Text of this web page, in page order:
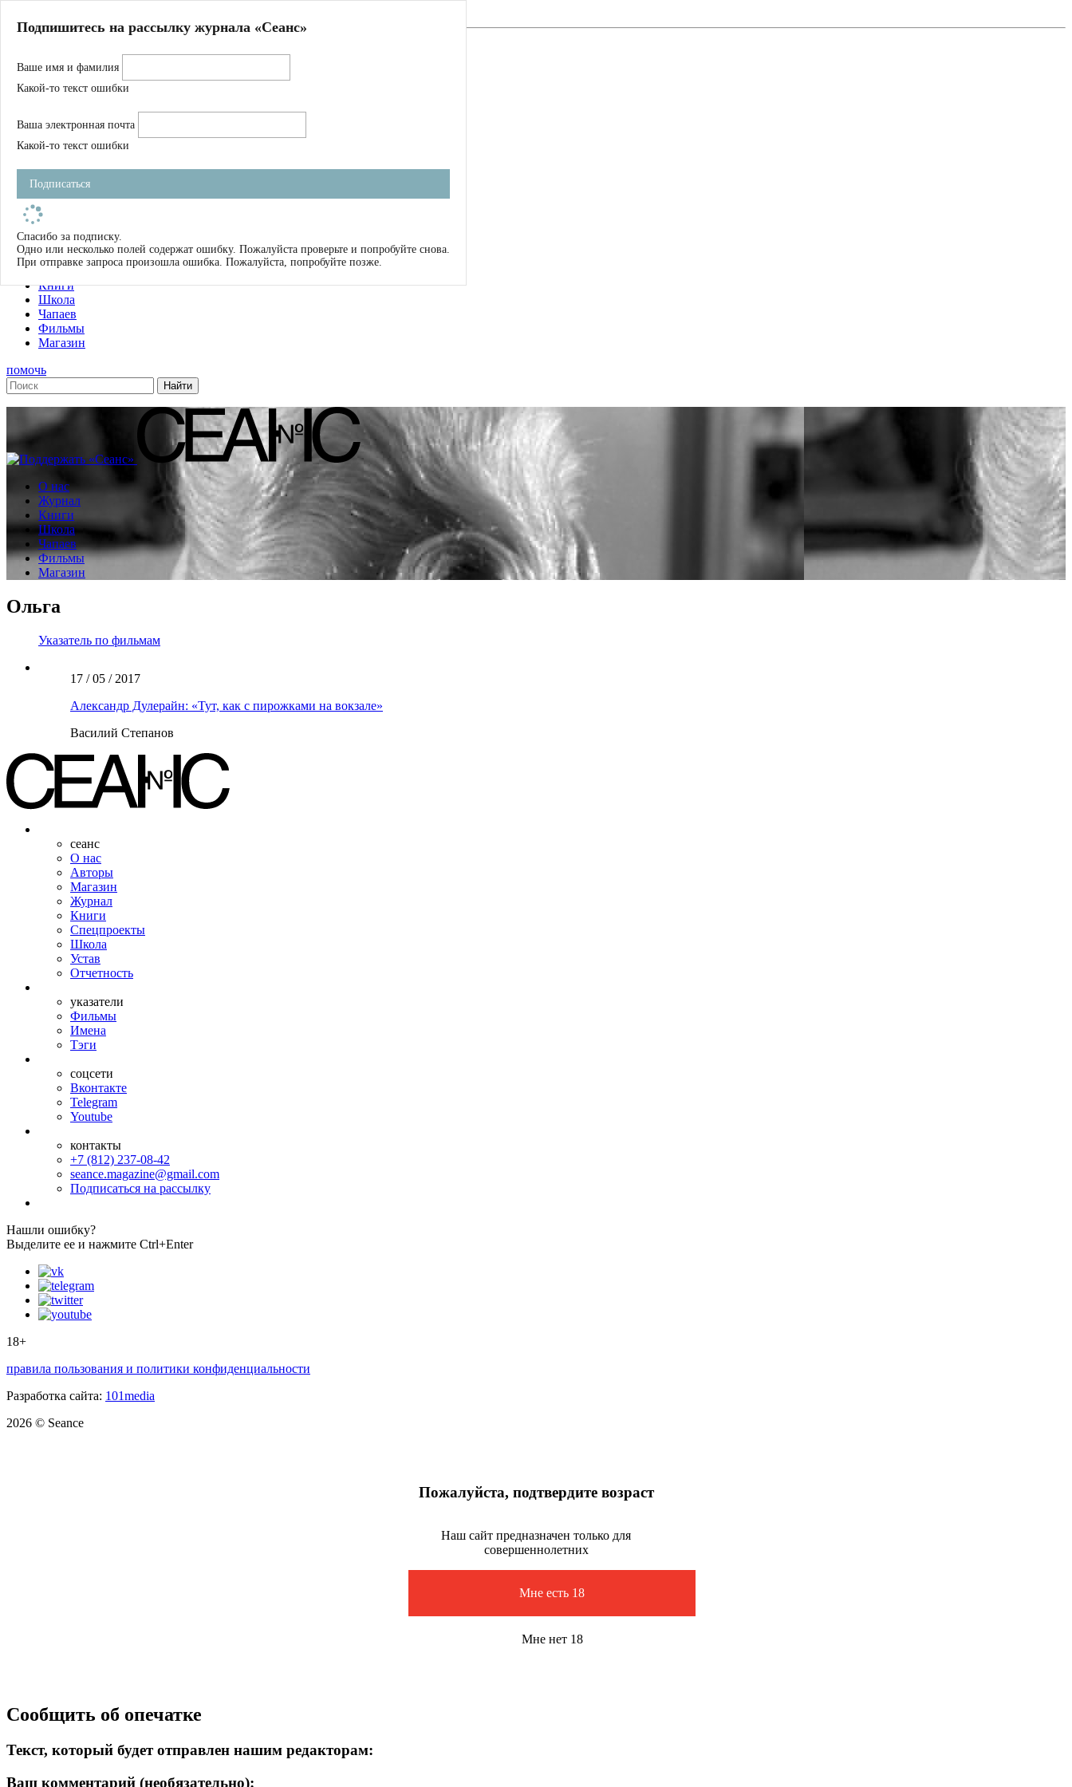
Магазин
Журнал
Школа
Устав
Фильмы
Имена
Тэги
О нас
Журнал
Книги
Школа
Чапаев
Фильмы
Магазин
помочь
О нас
Журнал
Книги
Школа
Чапаев
Фильмы
Магазин
Ольга
Указатель по фильмам
17 / 05 / 2017
Александр Дулерайн: «Тут, как с пирожками на вокзале»
Василий Степанов
сеанс
О нас
Авторы
Магазин
Журнал
Книги
Спецпроекты
Школа
Устав
Отчетность
указатели
Фильмы
Имена
Тэги
соцсети
Вконтакте
Telegram
Youtube
контакты
+7 (812) 237-08-42
seance.magazine@gmail.com
Подписаться на рассылку
Подпишитесь на рассылку журнала «Сеанс»
Ваше имя и фамилия
Какой-то текст ошибки
Ваша электронная почта
Какой-то текст ошибки
Подписаться
Спасибо за подписку.
Одно или несколько полей содержат ошибку. Пожалуйста проверьте и попробуйте снова.
При отправке запроса произошла ошибка. Пожалуйста, попробуйте позже.
Нашли ошибку?
Выделите ее и нажмите Ctrl+Enter
18+
правила пользования и политики конфиденциальности
Разработка сайта: 101media
2026 © Seance
Пожалуйста, подтвердите возраст
Наш сайт предназначен только для
совершеннолетних
Мне есть 18
Мне нет 18
Сообщить об опечатке
Текст, который будет отправлен нашим редакторам:
Ваш комментарий (необязательно):